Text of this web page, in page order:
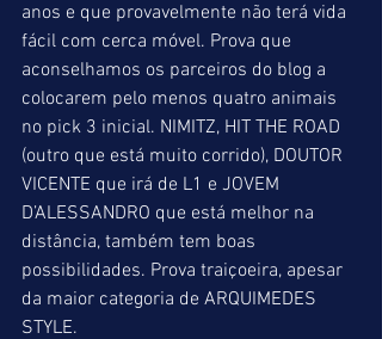
anos e que provavelmente não terá vida
fácil com cerca móvel. Prova que
aconselhamos os parceiros do blog a
colocarem pelo menos quatro animais
no pick 3 inicial. NIMITZ, HIT THE ROAD
(outro que está muito corrido), DOUTOR
VICENTE que irá de L1 e JOVEM
D’ALESSANDRO que está melhor na
distância, também tem boas
possibilidades. Prova traiçoeira, apesar
da maior categoria de ARQUIMEDES
STYLE.